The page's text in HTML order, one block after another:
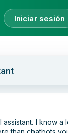
Iniciar sesión